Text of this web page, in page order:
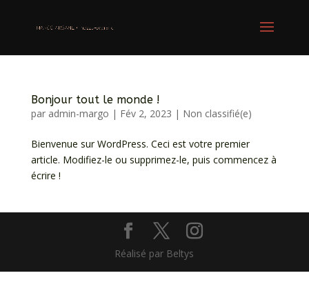
Bonjour tout le monde !
par admin-margo | Fév 2, 2023 | Non classifié(e)
Bienvenue sur WordPress. Ceci est votre premier
article. Modifiez-le ou supprimez-le, puis commencez à
écrire !
Réalisé par Beltys